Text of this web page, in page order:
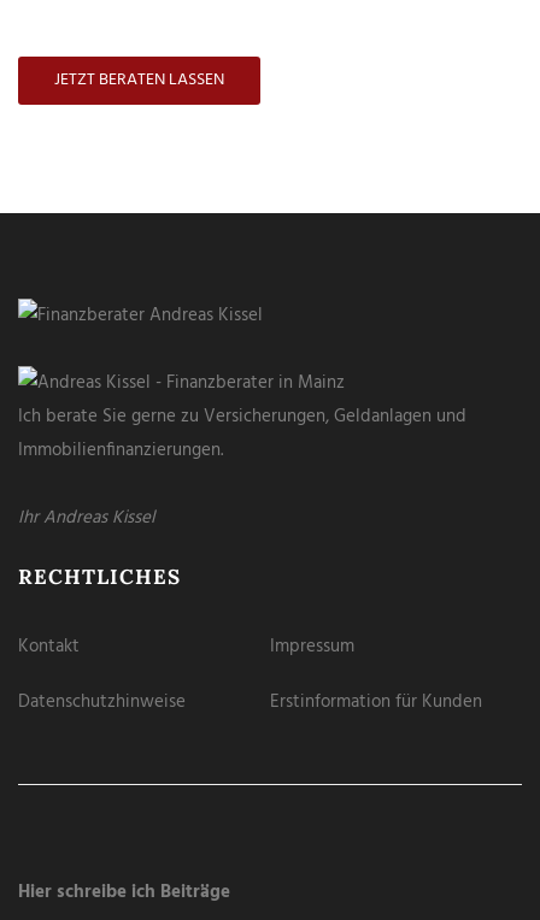
JETZT BERATEN LASSEN
Ich berate Sie gerne zu Versicherungen, Geldanlagen und
Immobilienfinanzierungen.
Ihr Andreas Kissel
RECHTLICHES
Kontakt
Impressum
Datenschutzhinweise
Erstinformation für Kunden
Hier schreibe ich Beiträge